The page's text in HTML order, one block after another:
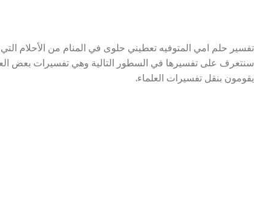
تفسير حلم امي المتوفيه تعطيني حلوى في المنام من الأحلام
سنتعرف على تفسيرها في السطور التالية وهي تفسيرات بعض
يقومون بنقل تفسيرات العلماء.